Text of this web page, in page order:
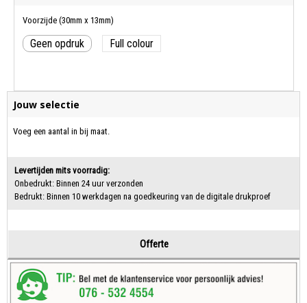
Voorzijde (30mm x 13mm)
Geen opdruk Full colour
Jouw selectie
Voeg een aantal in bij maat.
Levertijden mits voorradig:
Onbedrukt: Binnen 24 uur verzonden
Bedrukt: Binnen 10 werkdagen na goedkeuring van de digitale drukproef
Offerte